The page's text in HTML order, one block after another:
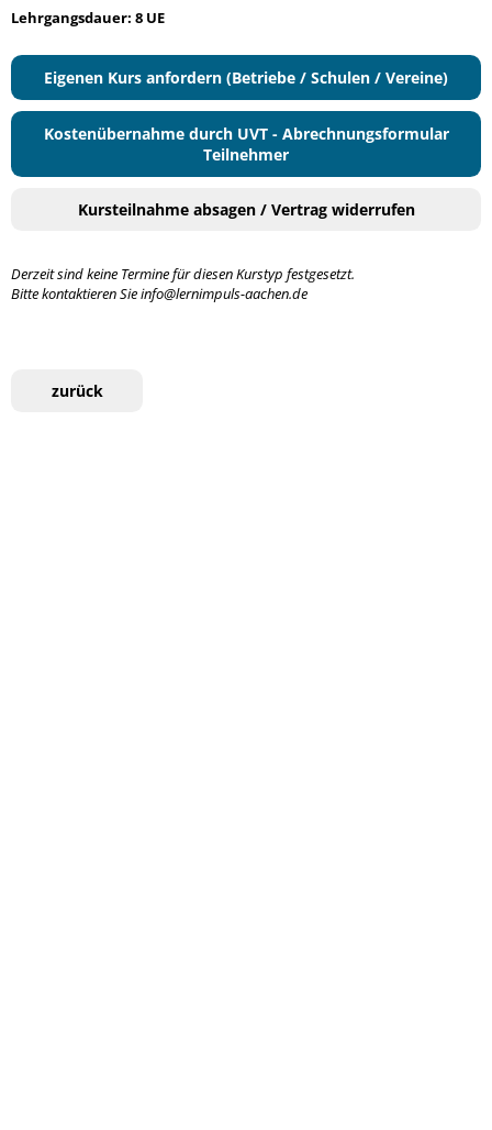
Lehrgangsdauer: 8 UE
Eigenen Kurs anfordern (Betriebe / Schulen / Vereine)
Kostenübernahme durch UVT - Abrechnungsformular
Teilnehmer
Kursteilnahme absagen / Vertrag widerrufen
Derzeit sind keine Termine für diesen Kurstyp festgesetzt.
Bitte kontaktieren Sie info@lernimpuls-aachen.de
zurück